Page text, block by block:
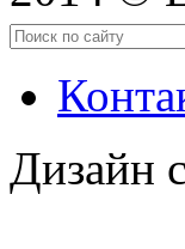
Дизайн